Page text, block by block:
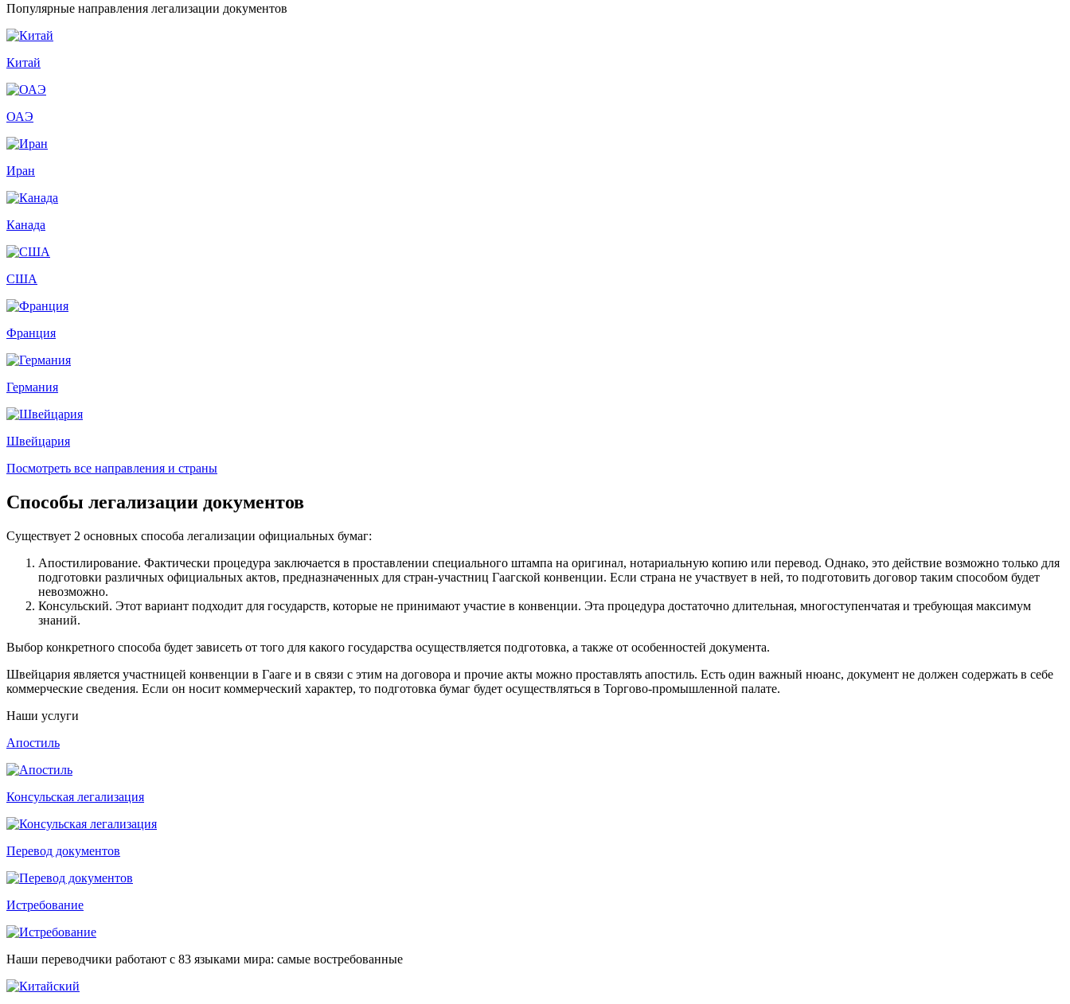
Популярные направления легализации документов
Китай
ОАЭ
Иран
Канада
США
Франция
Германия
Швейцария
Посмотреть все направления и страны
Способы легализации документов
Существует 2 основных способа легализации официальных бумаг:
Апостилирование. Фактически процедура заключается в проставлении специального штампа на оригинал, нотариальную копию или перевод. Однако, это действие возможно только для
подготовки различных официальных актов, предназначенных для стран-участниц Гаагской конвенции. Если страна не участвует в ней, то подготовить договор таким способом будет
невозможно.
Консульский. Этот вариант подходит для государств, которые не принимают участие в конвенции. Эта процедура достаточно длительная, многоступенчатая и требующая максимум
знаний.
Выбор конкретного способа будет зависеть от того для какого государства осуществляется подготовка, а также от особенностей документа.
Швейцария является участницей конвенции в Гааге и в связи с этим на договора и прочие акты можно проставлять апостиль. Есть один важный нюанс, документ не должен содержать в себе
коммерческие сведения. Если он носит коммерческий характер, то подготовка бумаг будет осуществляться в Торгово-промышленной палате.
Наши услуги
Апостиль
Консульская легализация
Перевод документов
Истребование
Наши переводчики работают с 83 языками мира: самые востребованные